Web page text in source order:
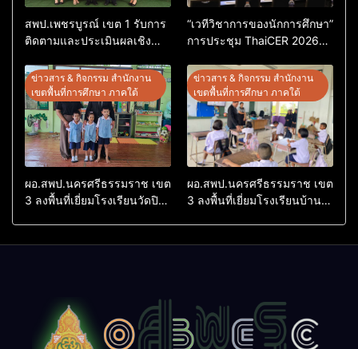
สพป.เพชรบูรณ์ เขต 1 รับการ
ติดตามและประเมินผลเชิง
ต้นแบบ” ระดับประเทศ รุ่นที่ 3
ประจำปีงบประมาณ พ.ศ.
2569
“เวทีวิชาการของนักการศึกษา”
การประชุม ThaiCER 2026
Conference on Education
Research (ThaiCER) 2026
ข่าวสาร & กิจกรรม สำนักงาน
เขตพื้นที่การศึกษา ภาคใต้
ผอ.สพป.นครศรีธรรมราช เขต
3 ลงพื้นที่เยี่ยมโรงเรียนวัดปิยา
ข่าวสาร & กิจกรรม สำนักงาน
เขตพื้นที่การศึกษา ภาคใต้
ผอ.สพป.นครศรีธรรมราช เขต
3 ลงพื้นที่เยี่ยมโรงเรียนบ้าน